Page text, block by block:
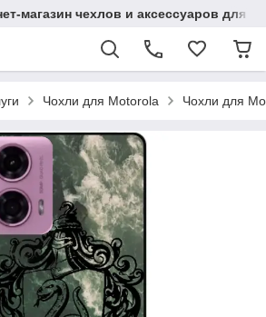
магазин чехлов и аксессуаров для
Чохли для Motorola Чохли для